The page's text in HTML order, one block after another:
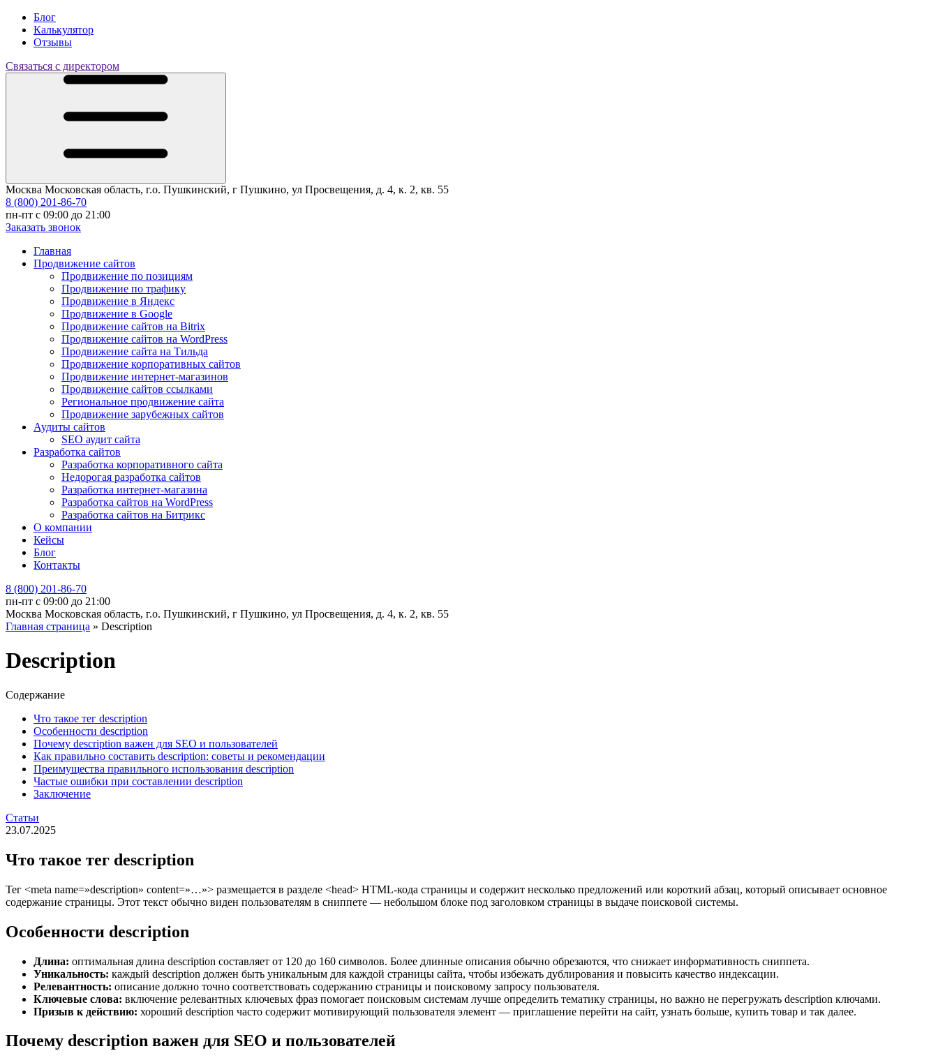
Блог
Калькулятор
Отзывы
Связаться с директором
Москва Московская область, г.о. Пушкинский, г Пушкино, ул Просвещения, д. 4, к. 2, кв. 55
8 (800) 201-86-70
пн-пт с 09:00 до 21:00
Заказать звонок
Главная
Продвижение сайтов
Продвижение по позициям
Продвижение по трафику
Продвижение в Яндекс
Продвижение в Google
Продвижение сайтов на Bitrix
Продвижение сайтов на WordPress
Продвижение сайта на Тильда
Продвижение корпоративных сайтов
Продвижение интернет-магазинов
Продвижение сайтов ссылками
Региональное продвижение сайта
Продвижение зарубежных сайтов
Аудиты сайтов
SEO аудит сайта
Разработка сайтов
Разработка корпоративного сайта
Недорогая разработка сайтов
Разработка интернет-магазина
Разработка сайтов на WordPress
Разработка сайтов на Битрикс
О компании
Кейсы
Блог
Контакты
8 (800) 201-86-70
пн-пт с 09:00 до 21:00
Москва Московская область, г.о. Пушкинский, г Пушкино, ул Просвещения, д. 4, к. 2, кв. 55
Главная страница » Description
Description
Содержание
Что такое тег description
Особенности description
Почему description важен для SEO и пользователей
Как правильно составить description: советы и рекомендации
Преимущества правильного использования description
Частые ошибки при составлении description
Заключение
Статьи
23.07.2025
Что такое тег description
Тег <meta name=»description» content=»…»> размещается в разделе <head> HTML-кода страницы и содержит несколько предложений или короткий абзац, который описывает основное
содержание страницы. Этот текст обычно виден пользователям в сниппете — небольшом блоке под заголовком страницы в выдаче поисковой системы.
Особенности description
Длина: оптимальная длина description составляет от 120 до 160 символов. Более длинные описания обычно обрезаются, что снижает информативность сниппета.
Уникальность: каждый description должен быть уникальным для каждой страницы сайта, чтобы избежать дублирования и повысить качество индексации.
Релевантность: описание должно точно соответствовать содержанию страницы и поисковому запросу пользователя.
Ключевые слова: включение релевантных ключевых фраз помогает поисковым системам лучше определить тематику страницы, но важно не перегружать description ключами.
Призыв к действию: хороший description часто содержит мотивирующий пользователя элемент — приглашение перейти на сайт, узнать больше, купить товар и так далее.
Почему description важен для SEO и пользователей